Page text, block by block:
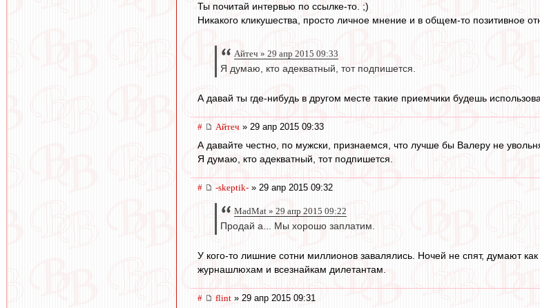
Ты почитай интервью по ссылке-то. ;)
Никакого кликушества, просто личное мнение и в общем-то позитивное
Айтеч » 29 апр 2015 09:33
Я думаю, кто адекватный, тот подпишется.
А давай ты где-нибудь в другом месте такие приемчики будешь
# Айтеч » 29 апр 2015 09:33
А давайте честно, по мужски, признаемся, что лучше бы Валеру не
Я думаю, кто адекватный, тот подпишется.
# -skeptik- » 29 апр 2015 09:32
MadMat » 29 апр 2015 09:22
Продай а... Мы хорошо заплатим.
У кого-то лишние сотни миллионов завалялись. Ночей не спят, думают
журнашлюхам и всезнайкам дилетантам.
# flint » 29 апр 2015 09:31